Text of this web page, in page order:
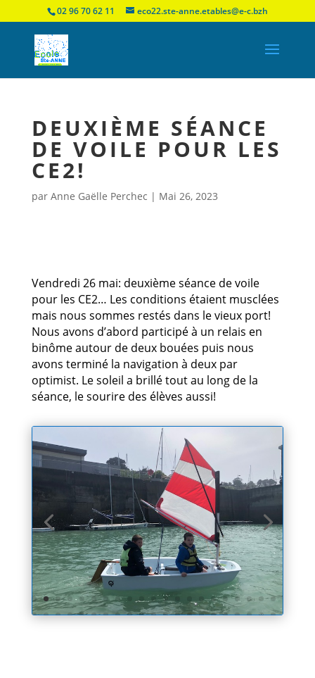
02 96 70 62 11 eco22.ste-anne.etables@e-c.bzh
DEUXIÈME SÉANCE
DE VOILE POUR LES
CE2!
par Anne Gaëlle Perchec | Mai 26, 2023
Vendredi 26 mai: deuxième séance de voile
pour les CE2… Les conditions étaient musclées
mais nous sommes restés dans le vieux port!
Nous avons d’abord participé à un relais en
binôme autour de deux bouées puis nous
avons terminé la navigation à deux par
optimist. Le soleil a brillé tout au long de la
séance, le sourire des élèves aussi!